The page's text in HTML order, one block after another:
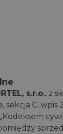
s.r.o., z
sekcja C,